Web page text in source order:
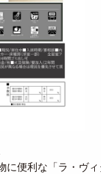
に便利な「ラ・ヴ